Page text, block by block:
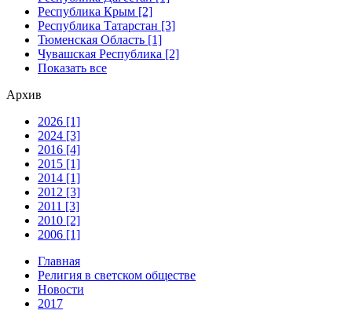
Республика Крым [2]
Республика Татарстан [3]
Тюменская Область [1]
Чувашская Республика [2]
Показать все
Архив
2026 [1]
2024 [3]
2016 [4]
2015 [1]
2014 [1]
2012 [3]
2011 [3]
2010 [2]
2006 [1]
Главная
Религия в светском обществе
Новости
2017